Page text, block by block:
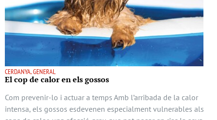
CERDANYA, GENERAL
El cop de calor en els gossos
Com prevenir-lo i actuar a temps Amb l’arribada de la calor
intensa, els gossos esdevenen especialment vulnerables als